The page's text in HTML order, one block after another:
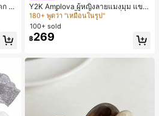
ก ค
ตล์
บเ
Y2K Amplova ผู้หญิงลายแมงมุม แขน
ยาว คอตั้ง บอดี้สูท, สไตล์แฟชั่นดาร์ก
บอดี้สูทผู้หญิง บอดี้สูทฮาโลวีน บอดี้สูท
ลายใยแมงมุม
#1 ขายดี
ใน ไม่เป็นทางการ บอดี้สูทผู้หญิง
180+ พูดว่า "เหมือนในรูป"
#1 ขายดี
ใน ไม่เป็นทางการ บอดี้สูทผู้หญิง
180+ พูดว่า "เหมือนในรูป"
#1 ขายดี
180+ พูดว่า "เหมือนในรูป"
100+ sold
฿269